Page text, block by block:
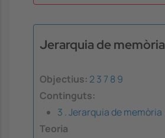
Jerarquia de memòria
Objectius: 23 7 8 9
Continguts:
3 . Jerarquia de memòria
Teoria